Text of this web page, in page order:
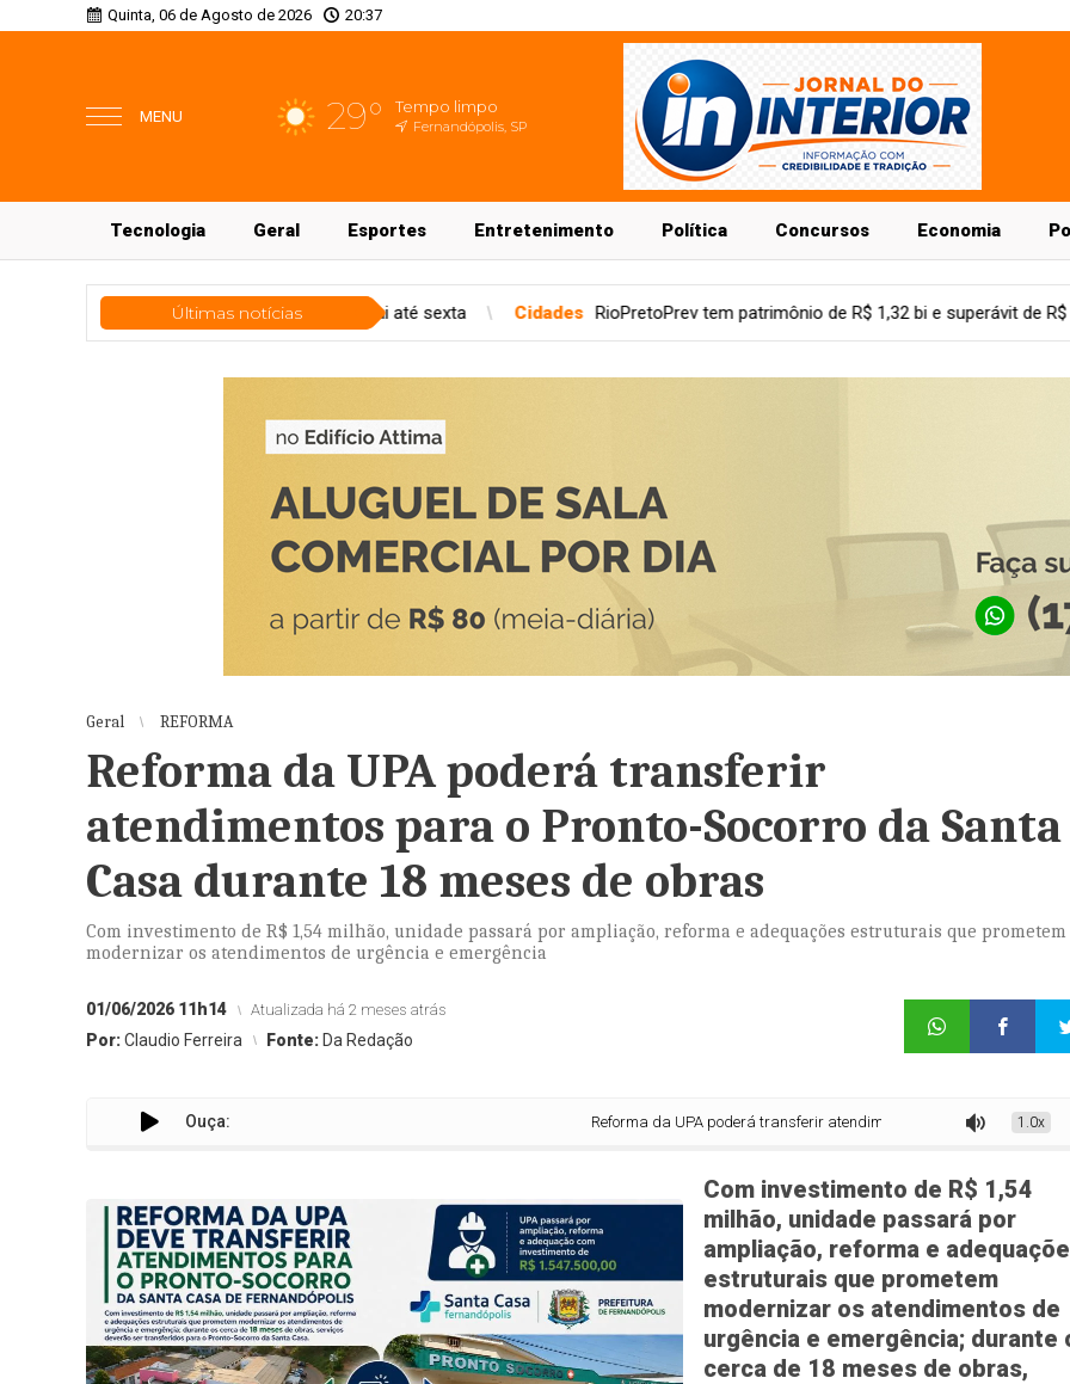
Quinta, 06 de Agosto de 2026 20:37
MENU 29° Tempo limpo
Fernandópolis, SP
Tecnologia Geral Esportes Entretenimento Política Concursos Economia
Últimas notícias
gratuito vai até sexta Cidades RioPretoPrev tem patrimônio de R$ 1,32 bi e superávit de R$ 77,9 mi Economia
Geral REFORMA
Reforma da UPA poderá transferir
atendimentos para o Pronto-Socorro da Santa
Casa durante 18 meses de obras
Com investimento de R$ 1,54 milhão, unidade passará por ampliação, reforma e adequações estruturais que prometem
modernizar os atendimentos de urgência e emergência
01/06/2026 11h14 Atualizada há 2 meses atrás
Por:Claudio Ferreira Fonte: Da Redação
Ouça: Reforma da UPA poderá transferir atendimentos para o Pronto-Socorro da Santa
1.0x
Com investimento de R$ 1,54
milhão, unidade passará por
ampliação, reforma e
estruturais que prometem
modernizar os atendimentos de
urgência e emergência; durante
cerca de 18 meses de obras,